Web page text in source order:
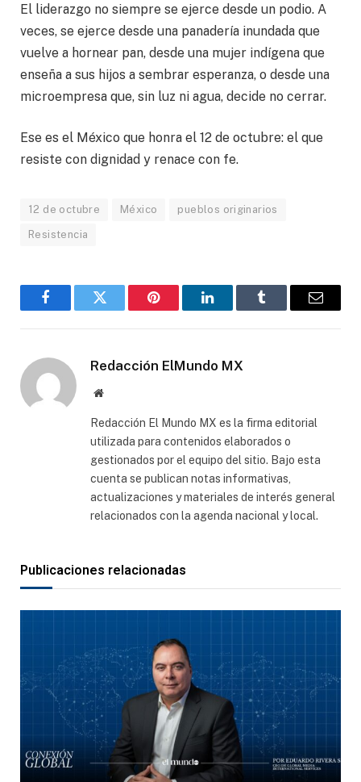
El liderazgo no siempre se ejerce desde un podio. A
veces, se ejerce desde una panadería inundada que
vuelve a hornear pan, desde una mujer indígena que
enseña a sus hijos a sembrar esperanza, o desde una
microempresa que, sin luz ni agua, decide no cerrar.
Ese es el México que honra el 12 de octubre: el que
resiste con dignidad y renace con fe.
12 de octubre México pueblos originarios
Resistencia
FacebookGorjeo Pinterest LinkedInTumblr
Correo
Redacción ElMundo MX
Sitio
Redacción El Mundo MX es la firma editorial
utilizada para contenidos elaborados o
gestionados por el equipo del sitio. Bajo esta
cuenta se publican notas informativas,
actualizaciones y materiales de interés general
relacionados con la agenda nacional y local.
Publicaciones relacionadas